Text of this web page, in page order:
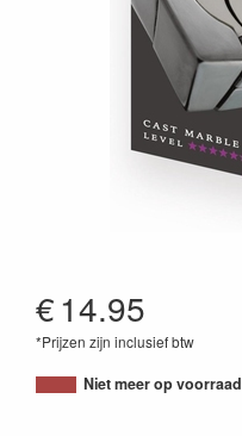
€14.95
*Prijzen zijn inclusief btw
5407005150900
Niet meer op voorraad